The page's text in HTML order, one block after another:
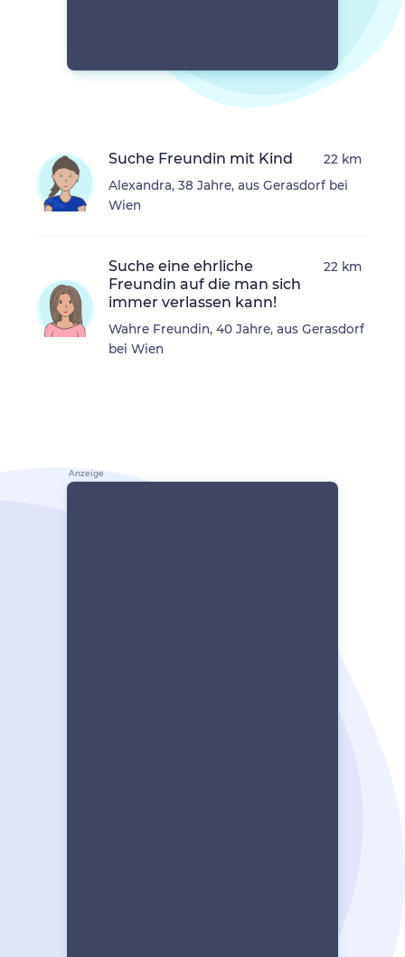
Suche Freundin mit Kind
Alexandra, 38 Jahre, aus Gerasdorf bei
Wien
22 km
Suche eine ehrliche
Freundin auf die man sich
immer verlassen kann!
Wahre Freundin, 40 Jahre, aus Gerasdorf
bei Wien
22 km